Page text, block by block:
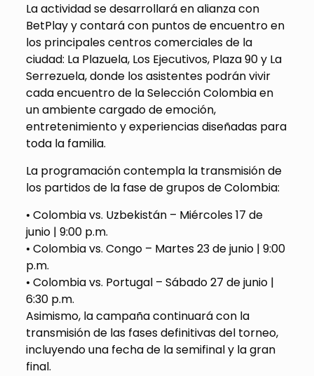
La actividad se desarrollará en alianza con
BetPlayy contará con puntos de encuentro en
los principales centros comerciales de la
ciudad: La Plazuela, Los Ejecutivos, Plaza 90 y La
Serrezuela, donde los asistentes podrán vivir
cada encuentro de la Selección Colombia en
un ambiente cargado de emoción,
entretenimiento y experiencias diseñadas para
toda la familia.
La programación contempla la transmisión de
los partidos de la fase de grupos de Colombia:
• Colombia vs. Uzbekistán – Miércoles17 de
junio | 9:00 p.m.
• Colombia vs. Congo – Martes23 de junio | 9:00
p.m.
• Colombia vs. Portugal – Sábado27 de junio |
6:30 p.m.
Asimismo, la campaña continuará con la
transmisión de las fases definitivas del torneo,
incluyendouna fecha de lasemifinal y la gran
final.